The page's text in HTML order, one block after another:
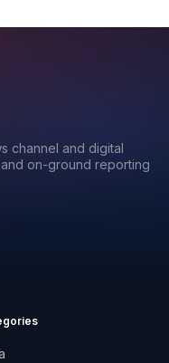
channel and digital
on-ground reporting